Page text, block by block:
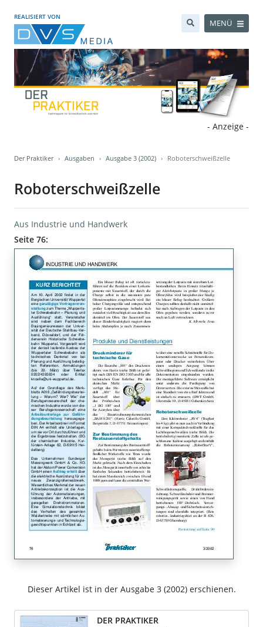
REALISIERT VON
MENÜ
- Anzeige -
Der Praktiker Ausgaben Ausgabe 3 (2002) Roboterschweißzelle
Roboterschweißzelle
Aus Industrie und Handwerk
Seite 76:
Dieser Artikel ist in der Ausgabe 3 (2002) erschienen.
DER PRAKTIKER